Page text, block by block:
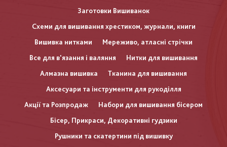
Заготовки Вишиванок
Схеми для вишивання хрестиком, журнали, книги
Вишивка нитками
Мереживо, атласні стрічки
Все для в'язання і валяння
Нитки для вишивання
Алмазна вишивка
Тканина для вишивання
Аксесуари та інструменти для рукоділля
Акції та Розпродаж
Набори для вишивання бісером
Бісер, Прикраси, Декоративні гудзики
Рушники та скатертини під вишивку